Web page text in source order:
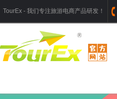
TourEx - 我们专注旅游电商产品研发！